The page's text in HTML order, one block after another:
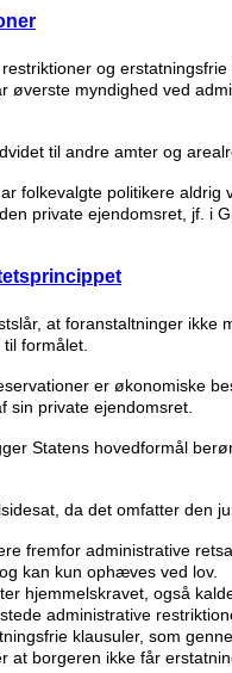
og
øverste myndighed ved
til andre amter og
folkevalgte politikere aldrig
private ejendomsret, jf. i
at foranstaltninger ikke
formålet.
er økonomiske
sin private ejendomsret.
Statens hovedformål
da det omfatter den
fremfor administrative
kan kun ophæves ved lov.
hjemmelskravet, også
administrative
klausuler, som
at borgeren ikke får